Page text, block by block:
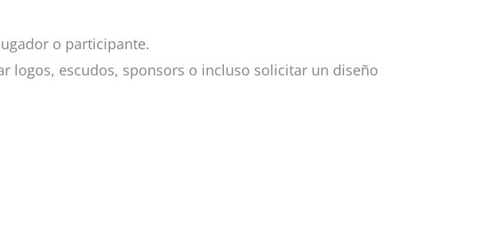
o participante.
logos, escudos, sponsors o incluso solicitar un diseño